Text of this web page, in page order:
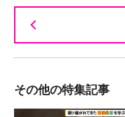
その他の特集記事